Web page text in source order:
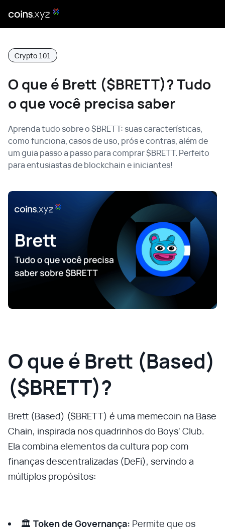
Crypto 101
O que é Brett ($BRETT)? Tudo
o que você precisa saber
Aprenda tudo sobre o $BRETT: suas características,
como funciona, casos de uso, prós e contras, além de
um guia passo a passo para comprar $BRETT. Perfeito
para entusiastas de blockchain e iniciantes!
O que é Brett (Based)
($BRETT)?
Brett (Based) ($BRETT) é uma memecoin na Base
Chain, inspirada nos quadrinhos do Boys' Club.
Ela combina elementos da cultura pop com
finanças descentralizadas (DeFi), servindo a
múltiplos propósitos:
🏛️ Token de Governança: Permite que os